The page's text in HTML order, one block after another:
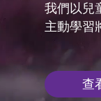
我們以兒
主動學習
查